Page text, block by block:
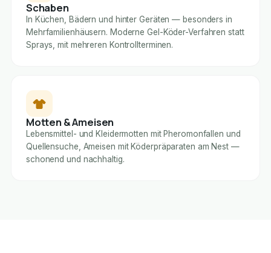
Schaben
In Küchen, Bädern und hinter Geräten — besonders in
Mehrfamilienhäusern. Moderne Gel-Köder-Verfahren statt
Sprays, mit mehreren Kontrollterminen.
Motten & Ameisen
Lebensmittel- und Kleidermotten mit Pheromonfallen und
Quellensuche, Ameisen mit Köderpräparaten am Nest —
schonend und nachhaltig.